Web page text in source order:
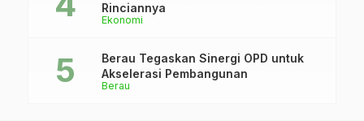
Ekonomi
Rinciannya
Berau
Berau Tegaskan Sinergi OPD untuk
Akselerasi Pembangunan